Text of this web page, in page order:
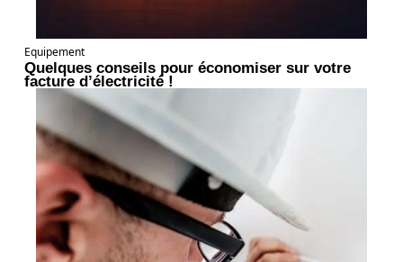
Equipement
Quelques conseils pour économiser sur votre
facture d’électricité !